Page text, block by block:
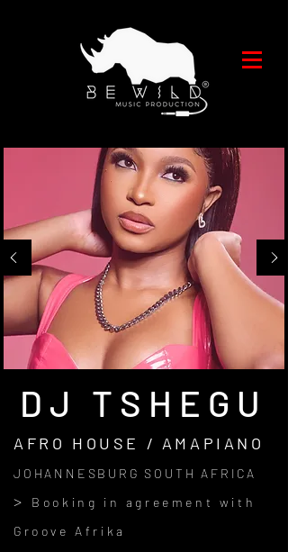
DJ TSHEGU
AFRO HOUSE / AMAPIANO
JOHANNESBURG SOUTH AFRICA
>
Booking in agreement with
Groove Afrika